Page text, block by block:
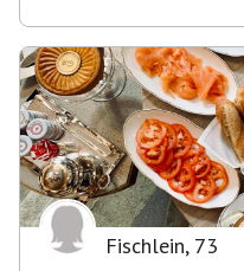
Fischlein, 73